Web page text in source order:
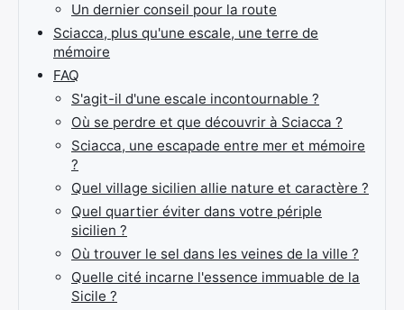
Un dernier conseil pour la route
Sciacca, plus qu'une escale, une terre de
mémoire
FAQ
S'agit-il d'une escale incontournable ?
Où se perdre et que découvrir à Sciacca ?
Sciacca, une escapade entre mer et mémoire
?
Quel village sicilien allie nature et caractère ?
Quel quartier éviter dans votre périple
sicilien ?
Où trouver le sel dans les veines de la ville ?
Quelle cité incarne l'essence immuable de la
Sicile ?